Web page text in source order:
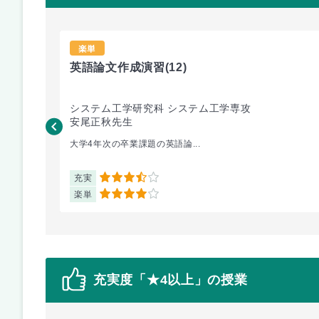
楽単
英語論文作成演習(12)
システム工学研究科 システム工学専攻
安尾正秋先生
大学4年次の卒業課題の英語論...
充実 3.5
楽単 4
充実度「★4以上」の授業